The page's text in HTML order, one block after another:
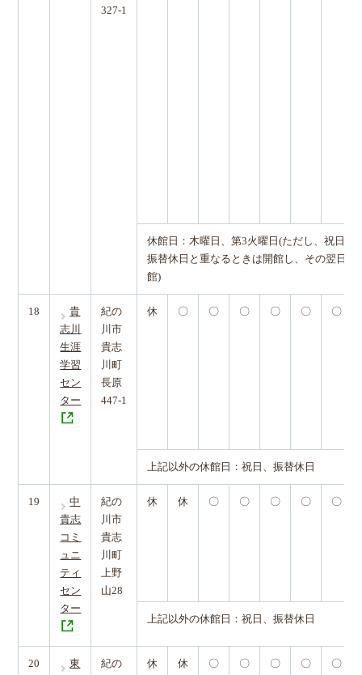
327-1
休館日：木曜日、第3火曜日(ただし、祝日及
振替休日と重なるときは開館し、その翌日を
館)
18
貴
志川
生涯
学習
セン
ター
紀の
川市
貴志
川町
長原
447-1
休 〇 〇 〇 〇 〇 〇
上記以外の休館日：祝日、振替休日
19
中
貴志
コミ
ュニ
ティ
セン
ター
紀の
川市
貴志
川町
上野
山28
休 休 〇 〇 〇 〇 〇
上記以外の休館日：祝日、振替休日
20
東
紀の
休 休 〇 〇 〇 〇 〇